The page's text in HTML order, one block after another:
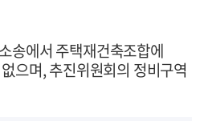
송에서 주택재건축조합에
으며, 추진위원회의 정비구역